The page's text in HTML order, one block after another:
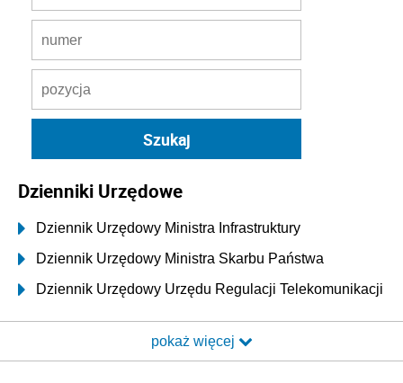
Dzienniki Urzędowe
Dziennik Urzędowy Ministra Infrastruktury
Dziennik Urzędowy Ministra Skarbu Państwa
Dziennik Urzędowy Urzędu Regulacji Telekomunikacji
Dziennik Urzędowy Ministra Transportu i Budownictwa
pokaż więcej